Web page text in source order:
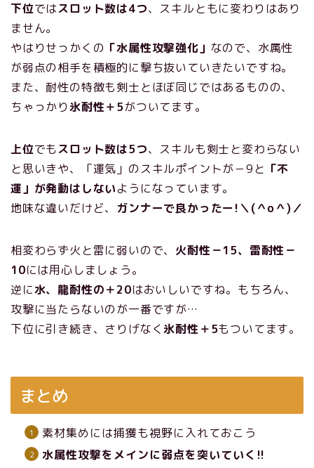
下位ではスロット数は4つ、スキルともに変わりはあり
ません。
やはりせっかくの 「水属性攻撃強化」 なので、水属性
が弱点の相手を積極的に撃ち抜いていきたいですね。
また、耐性の特徴も剣士とほぼ同じではあるものの、
ちゃっかり氷耐性＋5がついてます。
上位でもスロット数は5つ、スキルも剣士と変わらない
と思いきや、「運気」のスキルポイントが－9と 「不
運」が発動はしないようになっています。
地味な違いだけど、 ガンナーで良かったー!＼(＾o＾)／
相変わらず火と雷に弱いので、 火耐性－15、雷耐性－
10には用心しましょう。
逆に水、龍耐性の＋20はおいしいですね。もちろん、
攻撃に当たらないのが一番ですが…
下位に引き続き、さりげなく 氷耐性＋5もついてます。
まとめ
素材集めには捕獲も視野に入れておこう
水属性攻撃をメインに弱点を突いていく!!